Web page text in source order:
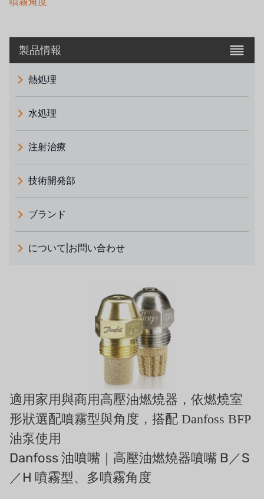
製品情報
熱処理
水処理
注射治療
技術開発部
ブランド
義大利 ATLAS
アイデックスUSA
エマーソン、アメリカ
アメリカンペンテア
SIEMENSドイツ
アメリカのプルサフィーダー
について|お問い合わせ
リクルートリセラーフォーム
適用家用與商用高壓油燃燒器，依燃燒室
形狀選配噴霧型與角度，搭配 Danfoss BFP
油泵使用
Danfoss 油噴嘴｜高壓油燃燒器噴嘴 B／S
／H 噴霧型、多噴霧角度